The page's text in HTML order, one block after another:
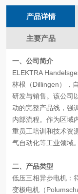
产品详情
主要产品
一、公司简介
ELEKTRA
林根（Dillingen），
研发与销售。该公司
动的完整产品线，强
内部流程。作为区域
重员工培训和技术资
气自动化等工业领域。
二、产品类型
低压三相异步电机：
变极电机（